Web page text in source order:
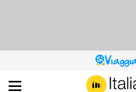
SITO
DI